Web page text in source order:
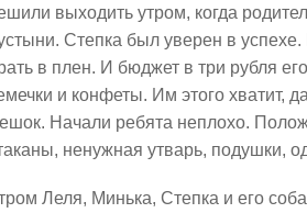
выходить утром, когда
Степка был уверен в
в плен. И бюджет в три рубля
и конфеты. Им этого хватит,
Начали ребята неплохо.
ненужная утварь, подушки,
Леля, Минька, Степка и его